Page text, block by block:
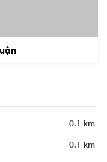
0.1 km
0.1 km